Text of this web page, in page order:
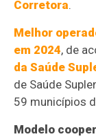
Corretora.
Melhor
em 2024, de
da Saúde
de Saúde
59 municípios
Modelo